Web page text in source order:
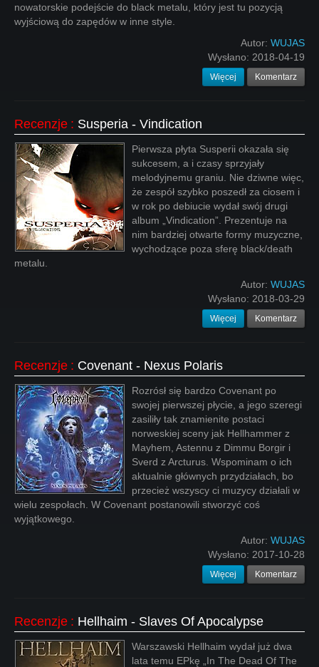
nowatorskie podejście do black metalu, który jest tu pozycją
wyjściową do zapędów w inne style.
Autor: WUJAS
Wysłano: 2018-04-19
Więcej Komentarz
Recenzje : Susperia - Vindication
Pierwsza płyta Susperii okazała się
sukcesem, a i czasy sprzyjały
melodyjnemu graniu. Nie dziwne więc,
że zespół szybko poszedł za ciosem i
w rok po debiucie wydał swój drugi
album „Vindication”. Prezentuje na
nim bardziej otwarte formy muzyczne,
wychodzące poza sferę black/death
metalu.
Autor: WUJAS
Wysłano: 2018-03-29
Więcej Komentarz
Recenzje : Covenant - Nexus Polaris
Rozrósł się bardzo Covenant po
swojej pierwszej płycie, a jego szeregi
zasiliły tak znamienite postaci
norweskiej sceny jak Hellhammer z
Mayhem, Astennu z Dimmu Borgir i
Sverd z Arcturus. Wspominam o ich
aktualnie głównych przydziałach, bo
przecież wszyscy ci muzycy działali w
wielu zespołach. W Covenant postanowili stworzyć coś
wyjątkowego.
Autor: WUJAS
Wysłano: 2017-10-28
Więcej Komentarz
Recenzje : Hellhaim - Slaves Of Apocalypse
Warszawski Hellhaim wydał już dwa
lata temu EPkę „In The Dead Of The